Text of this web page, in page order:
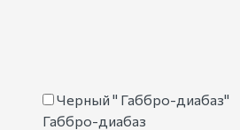
Черный " Габбро-диабаз"
Габбро-диабаз